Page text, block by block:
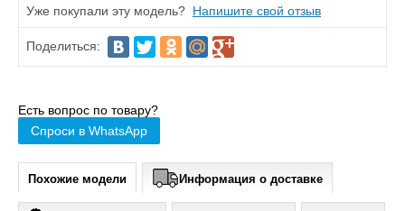
Уже покупали эту модель? Напишите свой отзыв
Поделиться:
Есть вопрос по товару?
Спроси в WhatsApp
Похожие модели Информация о доставке